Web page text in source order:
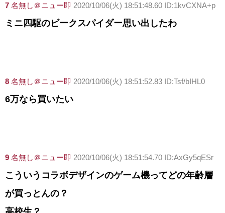
7 名無し＠ニュー即 2020/10/06(火) 18:51:48.60 ID:1kvCXNA+p
ミニ四駆のビークスパイダー思い出したわ
8 名無し＠ニュー即 2020/10/06(火) 18:51:52.83 ID:Tsf/bIHL0
6万なら買いたい
9 名無し＠ニュー即 2020/10/06(火) 18:51:54.70 ID:AxGy5qESr
こういうコラボデザインのゲーム機ってどの年齢層
が買っとんの？